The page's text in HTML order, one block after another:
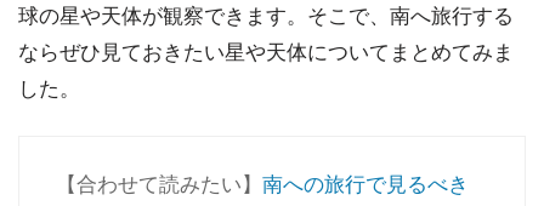
球の星や天体が観察できます。そこで、南へ旅行する
ならぜひ見ておきたい星や天体についてまとめてみま
した。
【合わせて読みたい】 南への旅行で見るべき